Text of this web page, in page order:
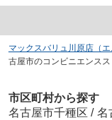
マックスバリュ川原店（エ
古屋市のコンビニエンスス
市区町村から探す
名古屋市千種区 / 名